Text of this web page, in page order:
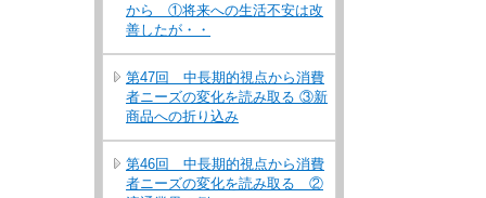
から ①将来への生活不安は改
善したが・・
第47回 中長期的視点から消費
者ニーズの変化を読み取る ③新
商品への折り込み
第46回 中長期的視点から消費
者ニーズの変化を読み取る ②